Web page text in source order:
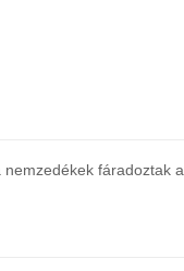
fáradoztak a